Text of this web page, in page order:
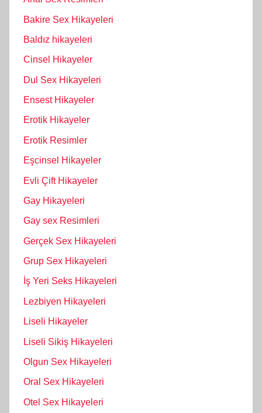
Bakire Sex Hikayeleri
Baldız hikayeleri
Cinsel Hikayeler
Dul Sex Hikayeleri
Ensest Hikayeler
Erotik Hikayeler
Erotik Resimler
Eşcinsel Hikayeler
Evli Çift Hikayeler
Gay Hikayeleri
Gay sex Resimleri
Gerçek Sex Hikayeleri
Grup Sex Hikayeleri
İş Yeri Seks Hikayeleri
Lezbiyen Hikayeleri
Liseli Hikayeler
Liseli Sikiş Hikayeleri
Olgun Sex Hikayeleri
Oral Sex Hikayeleri
Otel Sex Hikayeleri